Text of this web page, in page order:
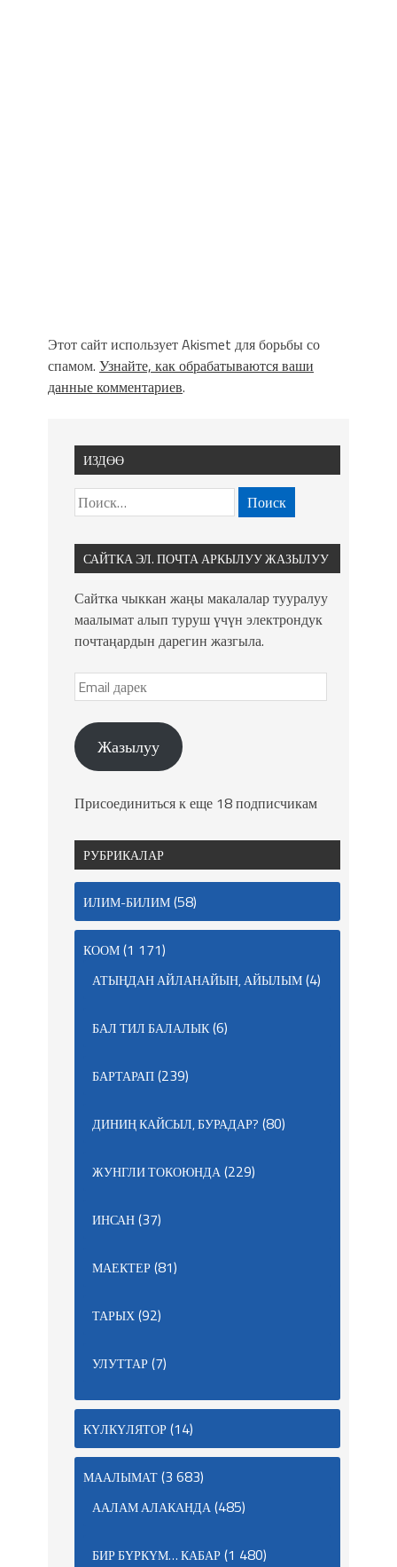
Этот сайт использует Akismet для борьбы со
спамом. Узнайте, как обрабатываются ваши
данные комментариев.
ИЗДӨӨ
САЙТКА ЭЛ. ПОЧТА АРКЫЛУУ ЖАЗЫЛУУ
Сайтка чыккан жаңы макалалар тууралуу
маалымат алып туруш үчүн электрондук
почтаңардын дарегин жазгыла.
Жазылуу
Присоединиться к еще 18 подписчикам
РУБРИКАЛАР
ИЛИМ-БИЛИМ(58)
КООМ(1 171)
АТЫҢДАН АЙЛАНАЙЫН, АЙЫЛЫМ(4)
БАЛ ТИЛ БАЛАЛЫК(6)
БАРТАРАП(239)
ДИНИҢ КАЙСЫЛ, БУРАДАР? (80)
ЖУНГЛИ ТОКОЮНДА(229)
ИНСАН(37)
МАЕКТЕР(81)
ТАРЫХ(92)
УЛУТТАР(7)
КҮЛКҮЛЯТОР(14)
МААЛЫМАТ(3 683)
ААЛАМ АЛАКАНДА(485)
БИР БҮРКҮМ… КАБАР(1 480)